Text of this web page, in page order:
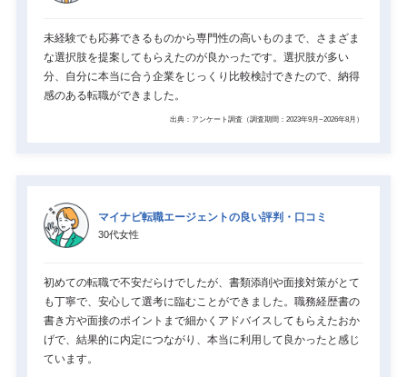
未経験でも応募できるものから専門性の高いものまで、さまざま
な選択肢を提案してもらえたのが良かったです。選択肢が多い
分、自分に本当に合う企業をじっくり比較検討できたので、納得
感のある転職ができました。
出典：アンケート調査（調査期間：2023年9月~2026年8月）
マイナビ転職エージェントの良い評判・口コミ
30代女性
初めての転職で不安だらけでしたが、書類添削や面接対策がとて
も丁寧で、安心して選考に臨むことができました。職務経歴書の
書き方や面接のポイントまで細かくアドバイスしてもらえたおか
げで、結果的に内定につながり、本当に利用して良かったと感じ
ています。